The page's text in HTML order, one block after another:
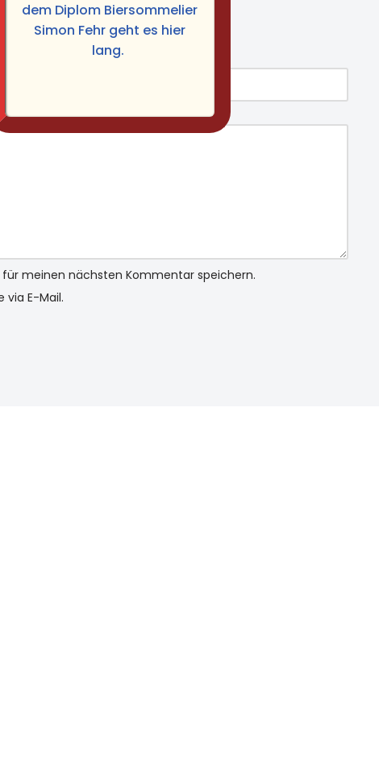
Felder sind mit*markiert
für meinen nächsten Kommentar speichern.
E-Mail.
dem Diplom Biersommelier
Simon Fehr geht es hier
lang.